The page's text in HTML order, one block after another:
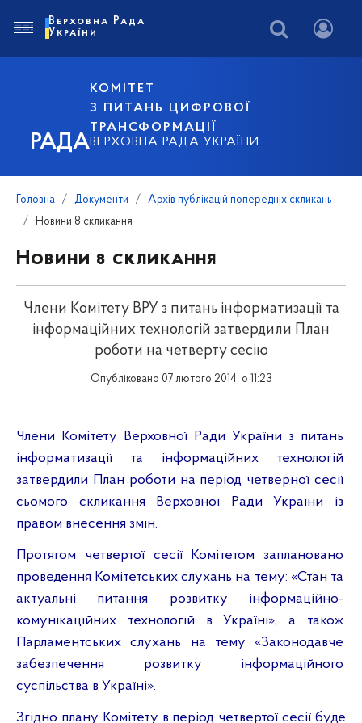
РАДА
КОМІТЕТ
З ПИТАНЬ ЦИФРОВОЇ
ТРАНСФОРМАЦІЇ
ВЕРХОВНА РАДА УКРАЇНИ
Верховна Рада
України
Головна Документи
Архів публікацій попередніх скликань
Новини 8 скликання
Новини 8 скликання
Члени Комітету ВРУ з питань інформатизації та
інформаційних технологій затвердили План
роботи на четверту сесію
Опубліковано 07 лютого 2014, о 11:23
Члени Комітету Верховної Ради України з питань
інформатизації та інформаційних технологій
затвердили План роботи на період четверної сесії
сьомого скликання Верховної Ради України із
правом внесення змін.
Протягом четвертої сесії Комітетом заплановано
проведення Комітетських слухань на тему: «Стан та
актуальні питання розвитку інформаційно-
комунікаційних технологій в Україні», а також
Парламентських слухань на тему «Законодавче
забезпечення розвитку інформаційного
суспільства в Україні».
Згідно плану Комітету в період четвертої сесії буде